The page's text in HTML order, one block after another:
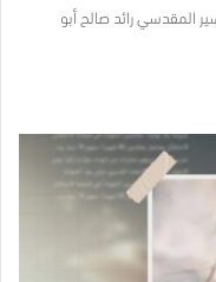
المقدسي رائد صالح أبو